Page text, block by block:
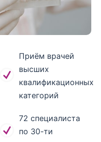
Приём врачей
высших
квалификационных
категорий
72 специалиста
по 30-ти